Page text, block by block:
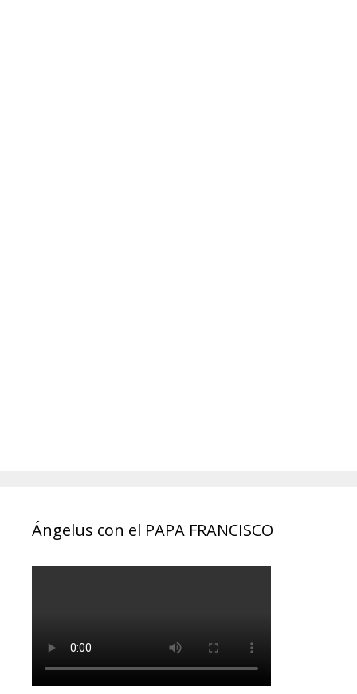
Ángelus con el PAPA FRANCISCO